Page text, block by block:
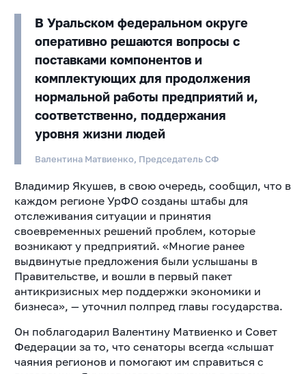
В Уральском федеральном округе
оперативно решаются вопросы с
поставками компонентов и
комплектующих для продолжения
нормальной работы предприятий и,
соответственно, поддержания
уровня жизни людей
Валентина Матвиенко, Председатель СФ
Владимир Якушев, в свою очередь, сообщил, что в
каждом регионе УрФО созданы штабы для
отслеживания ситуации и принятия
своевременных решений проблем, которые
возникают у предприятий. «Многие ранее
выдвинутые предложения были услышаны в
Правительстве, и вошли в первый пакет
антикризисных мер поддержки экономики и
бизнеса», — уточнил полпред главы государства.
Он поблагодарил Валентину Матвиенко и Совет
Федерации за то, что сенаторы всегда «слышат
чаяния регионов и помогают им справиться с